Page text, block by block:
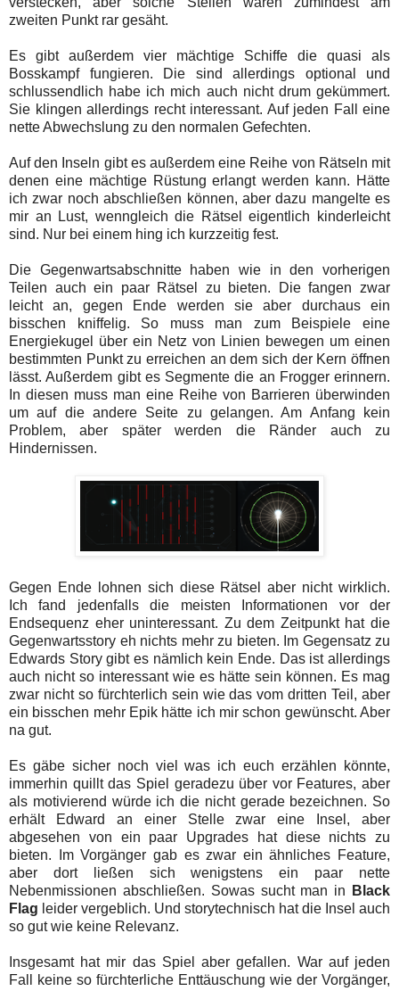
zweiten Punkt rar gesäht.
Es gibt außerdem vier mächtige Schiffe die quasi als
Bosskampf fungieren. Die sind allerdings optional und
schlussendlich habe ich mich auch nicht drum gekümmert.
Sie klingen allerdings recht interessant. Auf jeden Fall eine
nette Abwechslung zu den normalen Gefechten.
Auf den Inseln gibt es außerdem eine Reihe von Rätseln mit
denen eine mächtige Rüstung erlangt werden kann. Hätte
ich zwar noch abschließen können, aber dazu mangelte es
mir an Lust, wenngleich die Rätsel eigentlich kinderleicht
sind. Nur bei einem hing ich kurzzeitig fest.
Die Gegenwartsabschnitte haben wie in den vorherigen
Teilen auch ein paar Rätsel zu bieten. Die fangen zwar
leicht an, gegen Ende werden sie aber durchaus ein
bisschen kniffelig. So muss man zum Beispiele eine
Energiekugel über ein Netz von Linien bewegen um einen
bestimmten Punkt zu erreichen an dem sich der Kern öffnen
lässt. Außerdem gibt es Segmente die an Frogger erinnern.
In diesen muss man eine Reihe von Barrieren überwinden
um auf die andere Seite zu gelangen. Am Anfang kein
Problem, aber später werden die Ränder auch zu
Hindernissen.
Gegen Ende lohnen sich diese Rätsel aber nicht wirklich.
Ich fand jedenfalls die meisten Informationen vor der
Endsequenz eher uninteressant. Zu dem Zeitpunkt hat die
Gegenwartsstory eh nichts mehr zu bieten. Im Gegensatz zu
Edwards Story gibt es nämlich kein Ende. Das ist allerdings
auch nicht so interessant wie es hätte sein können. Es mag
zwar nicht so fürchterlich sein wie das vom dritten Teil, aber
ein bisschen mehr Epik hätte ich mir schon gewünscht. Aber
na gut.
Es gäbe sicher noch viel was ich euch erzählen könnte,
immerhin quillt das Spiel geradezu über vor Features, aber
als motivierend würde ich die nicht gerade bezeichnen. So
erhält Edward an einer Stelle zwar eine Insel, aber
abgesehen von ein paar Upgrades hat diese nichts zu
bieten. Im Vorgänger gab es zwar ein ähnliches Feature,
aber dort ließen sich wenigstens ein paar nette
Nebenmissionen abschließen. Sowas sucht man in
Black
Flag leider vergeblich. Und storytechnisch hat die Insel auch
so gut wie keine Relevanz.
Insgesamt hat mir das Spiel aber gefallen. War auf jeden
Fall keine so fürchterliche Enttäuschung wie der Vorgänger,